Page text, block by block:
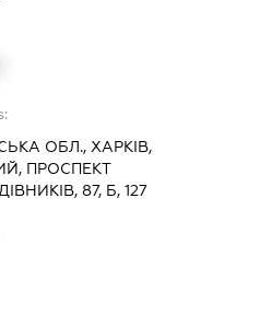
ОБЛ., ХАРКІВ,
ПРОСПЕКТ
87, Б, 127